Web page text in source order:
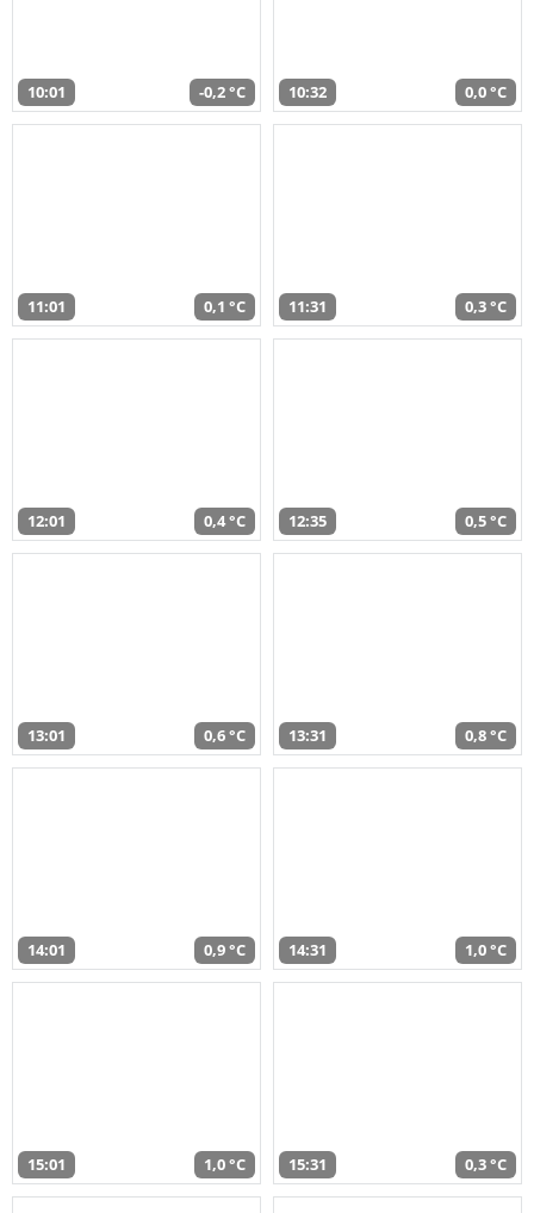
10:01 -0,2 °C 10:32 0,0 °C
11:01 0,1 °C 11:31 0,3 °C
12:01 0,4 °C 12:35 0,5 °C
13:01 0,6 °C 13:31 0,8 °C
14:01 0,9 °C 14:31 1,0 °C
15:01 1,0 °C 15:31 0,3 °C